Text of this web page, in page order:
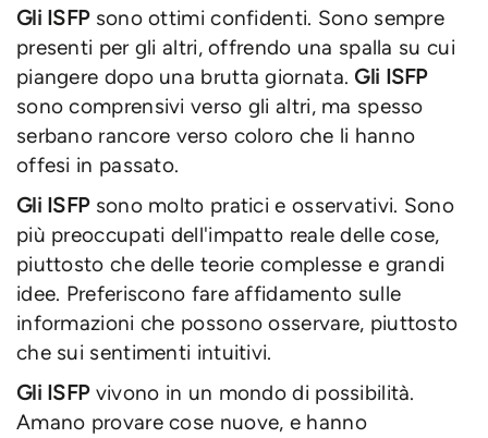
Gli ISFP sono ottimi confidenti. Sono sempre
presenti per gli altri, offrendo una spalla su cui
piangere dopo una brutta giornata. Gli ISFP
sono comprensivi verso gli altri, ma spesso
serbano rancore verso coloro che li hanno
offesi in passato.
Gli ISFP sono molto pratici e osservativi. Sono
più preoccupati dell'impatto reale delle cose,
piuttosto che delle teorie complesse e grandi
idee. Preferiscono fare affidamento sulle
informazioni che possono osservare, piuttosto
che sui sentimenti intuitivi.
Gli ISFP vivono in un mondo di possibilità.
Amano provare cose nuove, e hanno